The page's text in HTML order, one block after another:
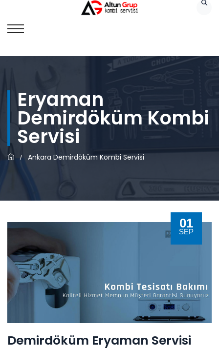
Eryaman
Demirdöküm Kombi
Servisi
/ Ankara Demirdöküm Kombi Servisi
01
SEP
Demirdöküm Eryaman Servisi